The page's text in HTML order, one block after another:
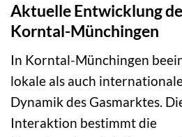
Aktuelle Entwicklung
Korntal-Münchingen
In Korntal-Münchingen
lokale als auch
Dynamik des Gasmarktes.
Interaktion bestimmt die